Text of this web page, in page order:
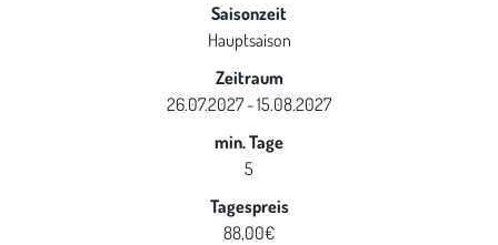
Saisonzeit
Hauptsaison
Zeitraum
26.07.2027 - 15.08.2027
min. Tage
5
Tagespreis
88,00€